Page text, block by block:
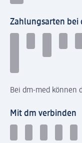
Zahlungsarten bei
Bei dm-med können
Mit dm verbinden